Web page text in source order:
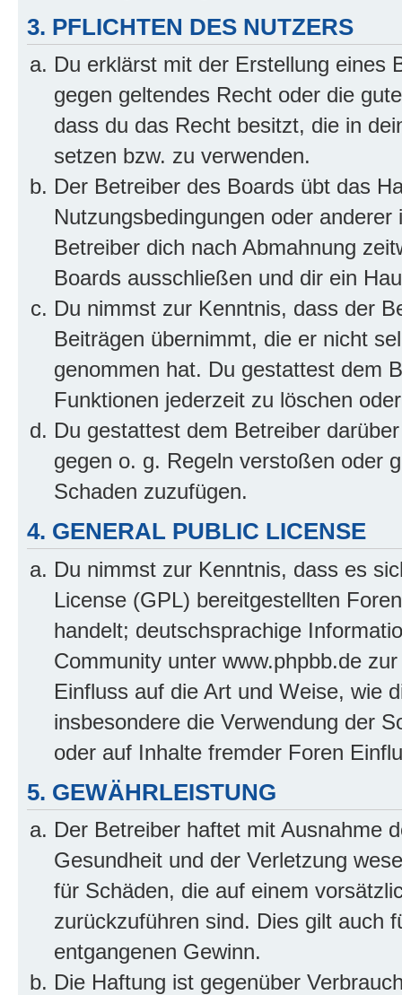
3. PFLICHTEN DES NUTZERS
Du erklärst mit der Erstellung eines
gegen geltendes Recht oder die
dass du das Recht besitzt, die in
setzen bzw. zu verwenden.
Der Betreiber des Boards übt das
Nutzungsbedingungen oder
Betreiber dich nach Abmahnung
Boards ausschließen und dir ein
Du nimmst zur Kenntnis, dass der
Beiträgen übernimmt, die er nicht
genommen hat. Du gestattest dem
Funktionen jederzeit zu löschen
Du gestattest dem Betreiber
gegen o. g. Regeln verstoßen oder
Schaden zuzufügen.
4. GENERAL PUBLIC LICENSE
Du nimmst zur Kenntnis, dass es
License (GPL) bereitgestellten
handelt; deutschsprachige
Community unter www.phpbb.de
Einfluss auf die Art und Weise, wie
insbesondere die Verwendung der
oder auf Inhalte fremder Foren
5. GEWÄHRLEISTUNG
Der Betreiber haftet mit Ausnahme
Gesundheit und der Verletzung
für Schäden, die auf einem
zurückzuführen sind. Dies gilt auch
entgangenen Gewinn.
Die Haftung ist gegenüber